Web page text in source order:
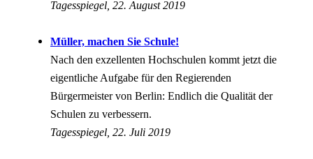
Tagesspiegel, 22. August 2019
Müller, machen Sie Schule!
Nach den exzellenten Hochschulen kommt jetzt die
eigentliche Aufgabe für den Regierenden
Bürgermeister von Berlin: Endlich die Qualität der
Schulen zu verbessern.
Tagesspiegel, 22. Juli 2019